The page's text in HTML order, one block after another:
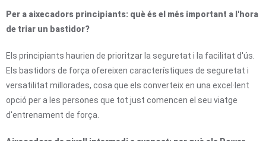
Per a aixecadors principiants: què és el més important a l'hora
de triar un bastidor?
Els principiants haurien de prioritzar la seguretat i la facilitat d'ús.
Els bastidors de força ofereixen característiques de seguretat i
versatilitat millorades, cosa que els converteix en una excel·lent
opció per a les persones que tot just comencen el seu viatge
d'entrenament de força.